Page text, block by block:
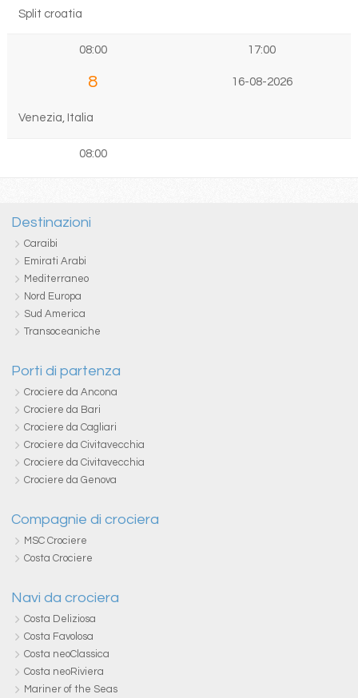
Split croatia
08:00 17:00
8 16-08-2026
Venezia, Italia
08:00
Destinazioni
Caraibi
Emirati Arabi
Mediterraneo
Nord Europa
Sud America
Transoceaniche
Porti di partenza
Crociere da Ancona
Crociere da Bari
Crociere da Cagliari
Crociere da Civitavecchia
Crociere da Civitavecchia
Crociere da Genova
Compagnie di crociera
MSC Crociere
Costa Crociere
Navi da crociera
Costa Deliziosa
Costa Favolosa
Costa neoClassica
Costa neoRiviera
Mariner of the Seas